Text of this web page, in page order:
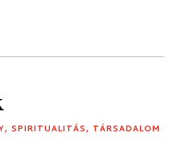
,SPIRITUALITÁS, TÁRSADALOM